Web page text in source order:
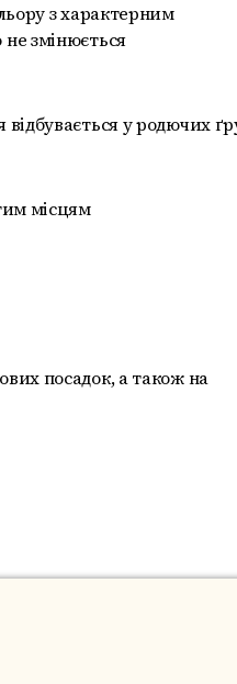
з характерним
змінюється
у родючих
місцям
посадок, а також на